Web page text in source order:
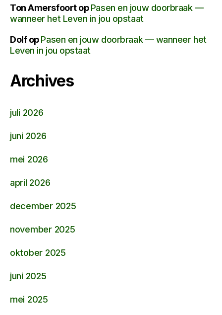
Ton AmersfoortopPasen en jouw doorbraak —
wanneer het Leven in jou opstaat
DolfopPasen en jouw doorbraak — wanneer het
Leven in jou opstaat
Archives
juli 2026
juni 2026
mei 2026
april 2026
december 2025
november 2025
oktober 2025
juni 2025
mei 2025